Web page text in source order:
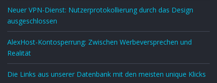
Neuer VPN-Dienst: Nutzerprotokollierung durch das Design
ausgeschlossen
AlexHost-Kontosperrung: Zwischen Werbeversprechen und
Realität
Die Links aus unserer Datenbank mit den meisten unique Klicks